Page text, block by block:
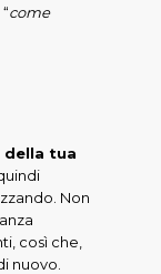
come
della tua
Non
così che,
nuovo.